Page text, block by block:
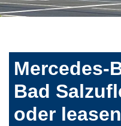
Mercedes-
Bad
oder leasen